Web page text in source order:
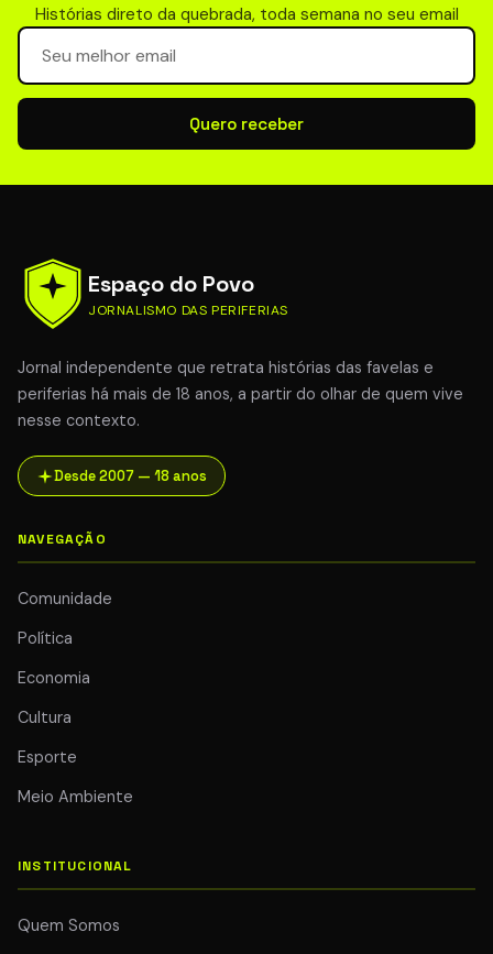
Histórias direto da quebrada, toda semana no seu email
Seu email para newsletter
Quero receber
Espaço do Povo
JORNALISMO DAS PERIFERIAS
Jornal independente que retrata histórias das favelas e
periferias há mais de 18 anos, a partir do olhar de quem vive
nesse contexto.
Desde 2007 — 18 anos
NAVEGAÇÃO
Comunidade
Política
Economia
Cultura
Esporte
Meio Ambiente
INSTITUCIONAL
Quem Somos